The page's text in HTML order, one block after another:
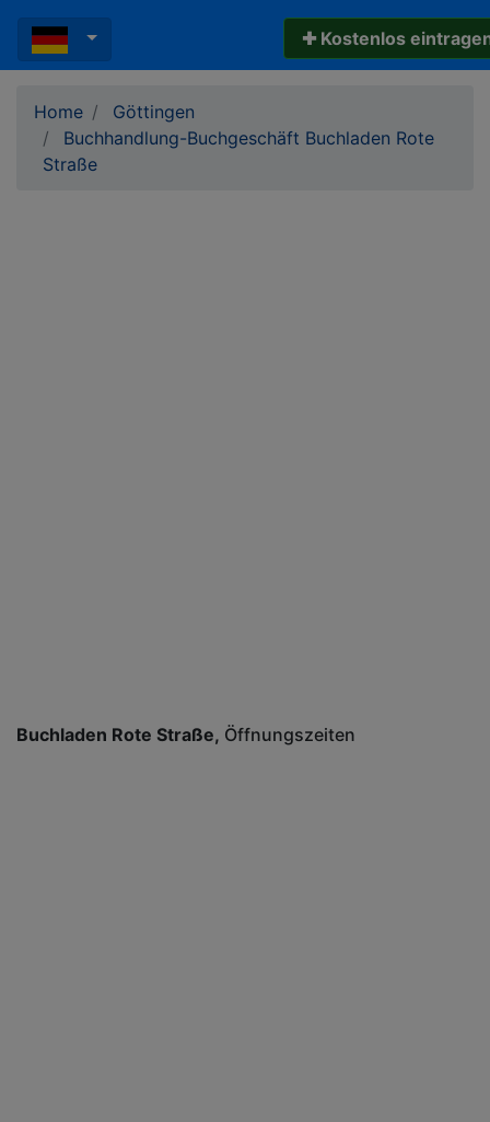
✚ Kostenlos
Home
Göttingen
Buchhandlung-Buchgeschäft Buchladen Rote
Straße
Buchladen Rote Straße Öffnungszeiten